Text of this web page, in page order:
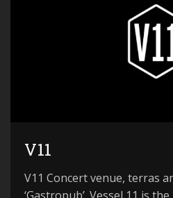
V11
V11 Concert venue, terras